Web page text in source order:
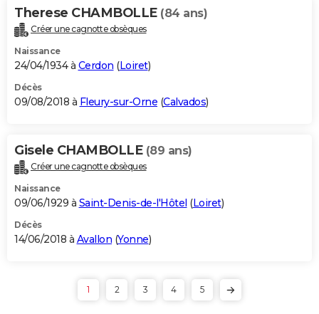
Therese CHAMBOLLE (84 ans)
Créer une cagnotte obsèques
Naissance
24/04/1934 à Cerdon (Loiret)
Décès
09/08/2018 à Fleury-sur-Orne (Calvados)
Gisele CHAMBOLLE (89 ans)
Créer une cagnotte obsèques
Naissance
09/06/1929 à Saint-Denis-de-l'Hôtel (Loiret)
Décès
14/06/2018 à Avallon (Yonne)
1 2 3 4 5